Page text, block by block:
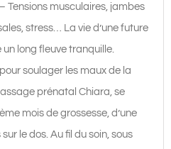
Tensions musculaires, jambes
stress… La vie d’une future
long fleuve tranquille.
soulager les maux de la
prénatal Chiara, se
mois de grossesse, d’une
le dos. Au fil du soin, sous